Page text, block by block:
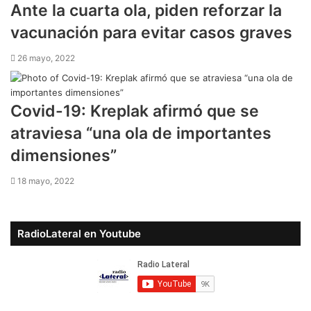
Ante la cuarta ola, piden reforzar la
vacunación para evitar casos graves
26 mayo, 2022
Covid-19: Kreplak afirmó que se
atraviesa “una ola de importantes
dimensiones”
18 mayo, 2022
RadioLateral en Youtube